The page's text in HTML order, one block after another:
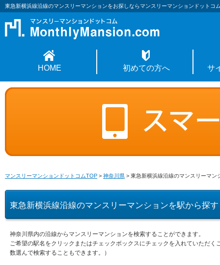
東急新横浜線沿線のマンスリーマンションをお探しならマンスリーマンションドットコ
HOME 初めての方へ サ
マンスリーマンションドットコムTOP > 神奈川県 > 東急新横浜線沿線のマンスリーマン
東急新横浜線沿線のマンスリーマンションを駅から探す
神奈川県内の沿線からマンスリーマンションを検索することができます。
ご希望の駅名をクリックまたはチェックボックスにチェックを入れていただ
数選んで検索することもできます。）